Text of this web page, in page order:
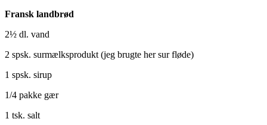
Fransk landbrød
2½ dl. vand
2 spsk. surmælksprodukt (jeg brugte her sur fløde)
1 spsk. sirup
1/4 pakke gær
1 tsk. salt